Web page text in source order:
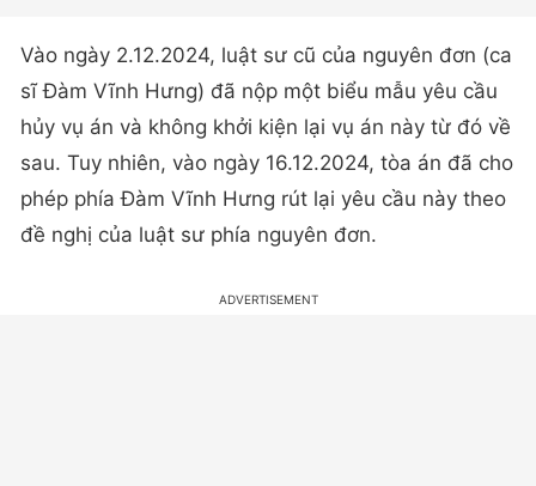
Vào ngày 2.12.2024, luật sư cũ của nguyên đơn (ca
sĩ Đàm Vĩnh Hưng) đã nộp một biểu mẫu yêu cầu
hủy vụ án và không khởi kiện lại vụ án này từ đó về
sau. Tuy nhiên, vào ngày 16.12.2024, tòa án đã cho
phép phía Đàm Vĩnh Hưng rút lại yêu cầu này theo
đề nghị của luật sư phía nguyên đơn.